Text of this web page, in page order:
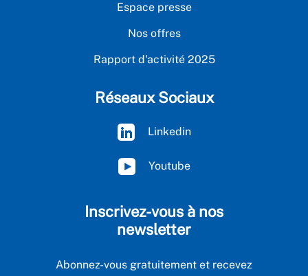
Espace presse
Nos offres
Rapport d'activité 2025
Réseaux Sociaux
Linkedin
Youtube
Inscrivez-vous à nos
newsletter
Abonnez-vous gratuitement et recevez